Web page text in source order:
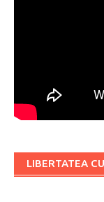
LIBERTATEA